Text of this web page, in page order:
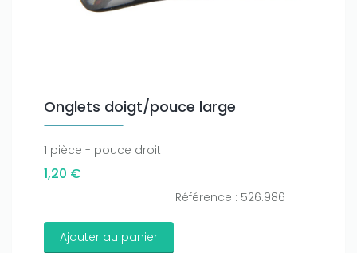
Onglets doigt/pouce large
1 pièce - pouce droit
1,20 €
Référence : 526.986
Ajouter au panier